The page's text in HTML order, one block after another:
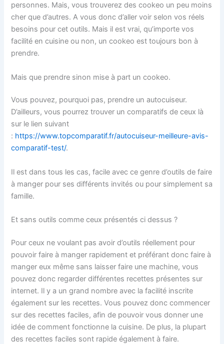
personnes. Mais, vous trouverez des cookeo un peu moins
cher que d’autres. A vous donc d’aller voir selon vos réels
besoins pour cet outils. Mais il est vrai, qu’importe vos
facilité en cuisine ou non, un cookeo est toujours bon à
prendre.
Mais que prendre sinon mise à part un cookeo.
Vous pouvez, pourquoi pas, prendre un autocuiseur.
D’ailleurs, vous pourrez trouver un comparatifs de ceux là
sur le lien suivant
: https://www.topcomparatif.fr/autocuiseur-meilleure-avis-
comparatif-test/.
Il est dans tous les cas, facile avec ce genre d’outils de faire
à manger pour ses différents invités ou pour simplement sa
famille.
Et sans outils comme ceux présentés ci dessus ?
Pour ceux ne voulant pas avoir d’outils réellement pour
pouvoir faire à manger rapidement et préférant donc faire à
manger eux même sans laisser faire une machine, vous
pouvez donc regarder différentes recettes présentes sur
internet. Il y a un grand nombre avec la facilité inscrite
également sur les recettes. Vous pouvez donc commencer
sur des recettes faciles, afin de pouvoir vous donner une
idée de comment fonctionne la cuisine. De plus, la plupart
des recettes faciles sont rapide également à faire.